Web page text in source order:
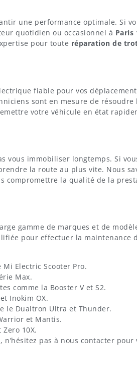
une performance optimale. Si
quotidien ou occasionnel à Paris
pour toute réparation de
fiable pour vos
sont en mesure de
votre véhicule en état
vous immobiliser longtemps. Si
la route au plus vite. Nous
compromettre la qualité de la
gamme de marques et de
pour effectuer la maintenance
Electric Scooter Pro.
Max.
comme la Booster V et S2.
Inokim OX.
le Dualtron Ultra et Thunder.
et Mantis.
10X.
pas à nous contacter